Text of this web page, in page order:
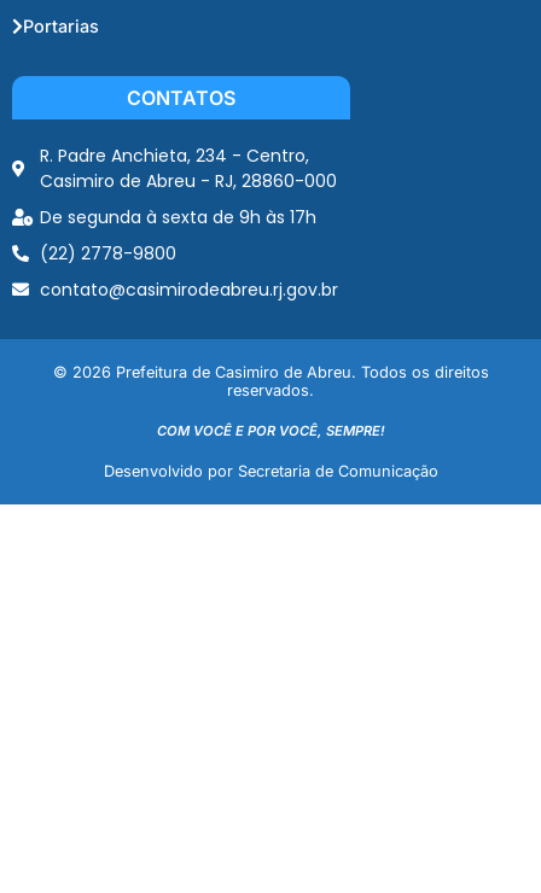
Portarias
CONTATOS
R. Padre Anchieta, 234 - Centro,
Casimiro de Abreu - RJ, 28860-000
De segunda à sexta de 9h às 17h
(22) 2778-9800
contato@casimirodeabreu.rj.gov.br
© 2026 Prefeitura de Casimiro de Abreu. Todos os direitos
reservados.
COM VOCÊ E POR VOCÊ, SEMPRE!
Desenvolvido por Secretaria de Comunicação